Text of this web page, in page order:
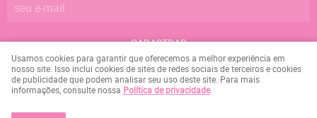
CADASTRAR
Marcelo Campos da Silva CNPJ: 084.158.107-09
Usamos cookies para garantir que oferecemos a melhor experiência em
nosso site. Isso inclui cookies de sites de redes sociais de terceiros e cookies
de publicidade que podem analisar seu uso deste site. Para mais
informações, consulte nossa Política de privacidade.